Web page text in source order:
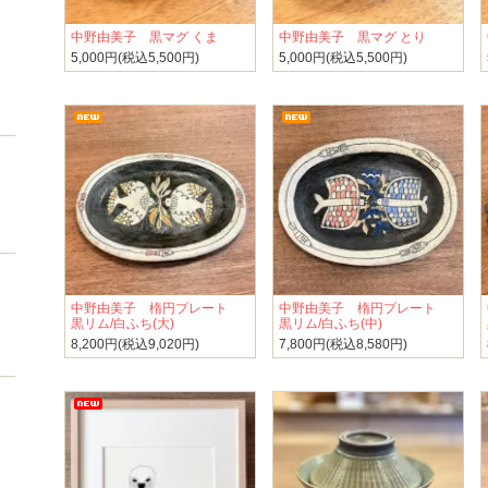
中野由美子 黒マグ くま
5,000円(税込5,500円)
中野由美子 黒マグ とり
5,000円(税込5,500円)
中野由美子 楕円プレート
黒リム/白ふち(大)
8,200円(税込9,020円)
中野由美子 楕円プレート
黒リム/白ふち(中)
7,800円(税込8,580円)